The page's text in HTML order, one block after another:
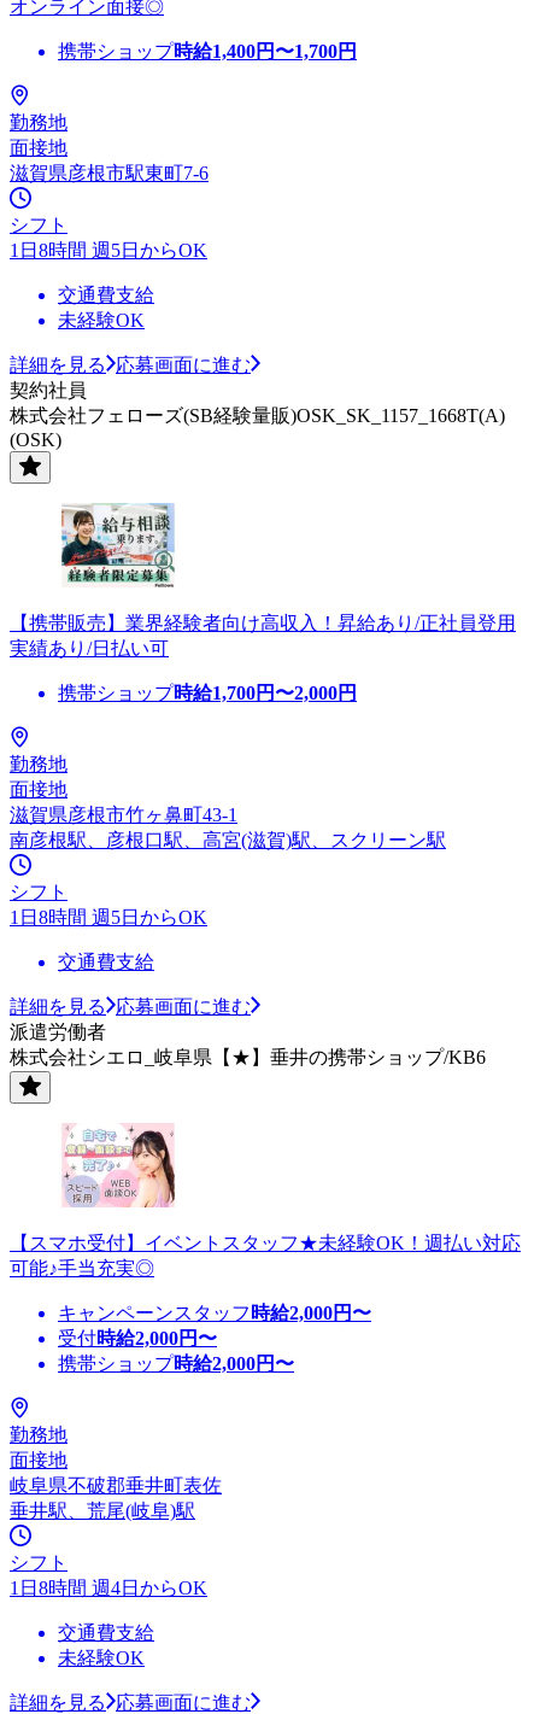
オンライン面接◎
携帯ショップ時給1,400円〜1,700円
勤務地
面接地
滋賀県彦根市駅東町7-6
シフト
1日8時間 週5日からOK
交通費支給
未経験OK
詳細を見る
応募画面に進む
契約社員
株式会社フェローズ(SB経験量販)OSK_SK_1157_1668T(A)
(OSK)
【携帯販売】業界経験者向け高収入！昇給あり/正社員登用
実績あり/日払い可
携帯ショップ時給1,700円〜2,000円
勤務地
面接地
滋賀県彦根市竹ヶ鼻町43-1
南彦根駅、彦根口駅、高宮(滋賀)駅、スクリーン駅
シフト
1日8時間 週5日からOK
交通費支給
詳細を見る
応募画面に進む
派遣労働者
株式会社シエロ_岐阜県【★】垂井の携帯ショップ/KB6
【スマホ受付】イベントスタッフ★未経験OK！週払い対応
可能♪手当充実◎
キャンペーンスタッフ 時給2,000円〜
受付時給2,000円〜
携帯ショップ時給2,000円〜
勤務地
面接地
岐阜県不破郡垂井町表佐
垂井駅、荒尾(岐阜)駅
シフト
1日8時間 週4日からOK
交通費支給
未経験OK
詳細を見る 応募画面に進む